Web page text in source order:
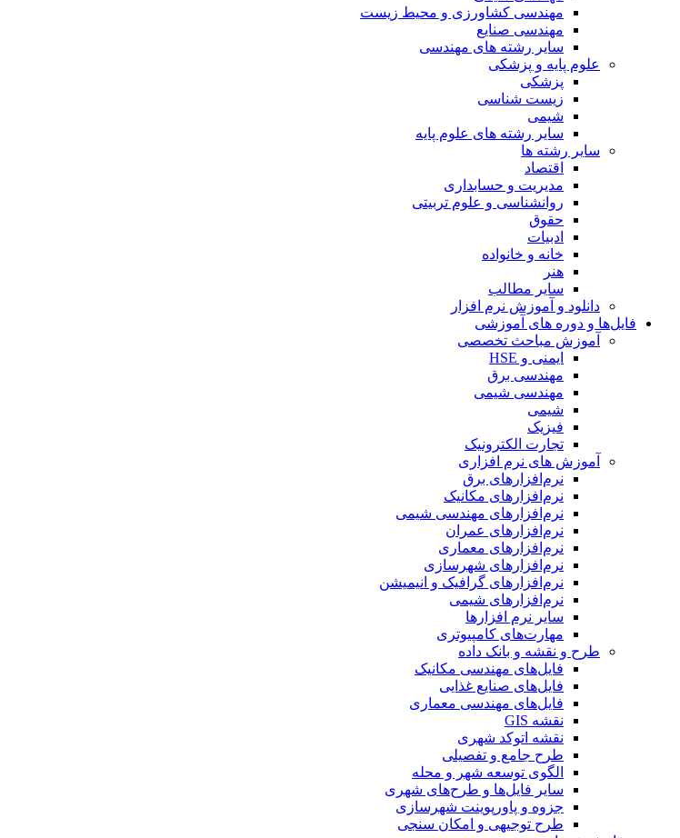
مهندسی کشاورزی و محیط زیست
مهندسی صنایع
سایر رشته های مهندسی
علوم پایه و پزشکی
پزشکی
زیست شناسی
شیمی
سایر رشته های علوم پایه
سایر رشته ها
اقتصاد
مدیریت و حسابداری
روانشناسی و علوم تربیتی
حقوق
ادبیات
خانه و خانواده
هنر
سایر مطالب
دانلود و آموزش نرم افزار
فایل‌ها و دوره های آموزشی
آموزش مباحث تخصصی
ایمنی و HSE
مهندسی برق
مهندسی شیمی
شیمی
فیزیک
تجارت الکترونیک
آموزش های نرم افزاری
نرم‌افزارهای برق
نرم‌افزارهای مکانیک
نرم‌افزارهای مهندسی شیمی
نرم‌افزارهای عمران
نرم‌افزارهای معماری
نرم‌افزارهای شهرسازی
نرم‌افزارهای گرافیک و انیمیشن
نرم‌افزارهای شیمی
سایر نرم افزارها
مهارت‌های کامپیوتری
طرح و نقشه و بانک داده
فایل‌های مهندسی مکانیک
فایل‌های صنایع غذایی
فایل‌های مهندسی معماری
نقشه GIS
نقشه اتوکد شهری
طرح جامع و تفصیلی
الگوی توسعه شهر و محله
سایر فایل‌ها و طرح‌های شهری
جزوه و پاورپوینت شهرسازی
طرح توجیهی و امکان سنجی